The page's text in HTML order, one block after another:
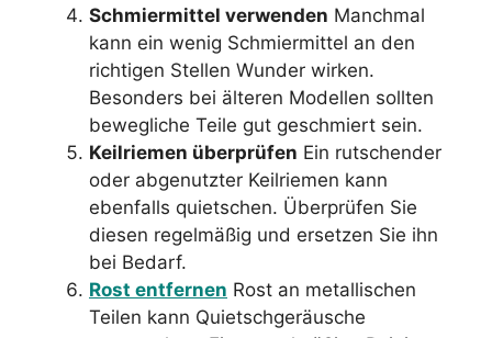
Schmiermittel verwenden Manchmal
kann ein wenig Schmiermittel an den
richtigen Stellen Wunder wirken.
Besonders bei älteren Modellen sollten
bewegliche Teile gut geschmiert sein.
Keilriemen überprüfen Ein rutschender
oder abgenutzter Keilriemen kann
ebenfalls quietschen. Überprüfen Sie
diesen regelmäßig und ersetzen Sie ihn
bei Bedarf.
Rost entfernen Rost an metallischen
Teilen kann Quietschgeräusche